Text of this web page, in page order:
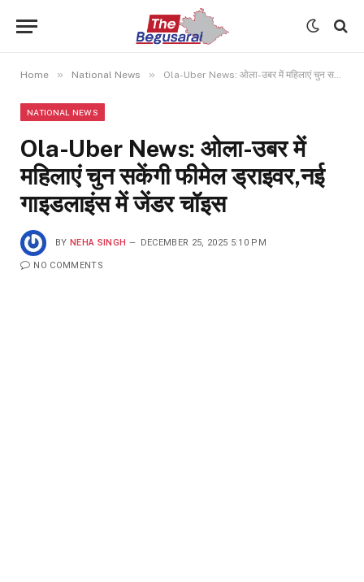
Home » National News » Ola-Uber News: ओला-उबर में महिलाएं चुन सकेंगी फीमेल ड्राइवर,नई गाइडलाइंस में जेंडर चॉइस
NATIONAL NEWS
Ola-Uber News: ओला-उबर में
महिलाएं चुन सकेंगी फीमेल ड्राइवर,नई
गाइडलाइंस में जेंडर चॉइस
BY NEHA SINGH DECEMBER 25, 2025 5:10 PM
NO COMMENTS